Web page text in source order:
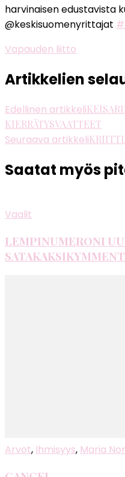
harvinaisen edustavista
@keskisuomenyrittajat
Vapauden liitto
Artikkelien
Edellinen artikkeli
KIERRÄTYSVAATTEET
Seuraava artikkeli
Saatat myös
Vaalit
LEMPINUMERONI
Arvot, Ihmisyys, Maria